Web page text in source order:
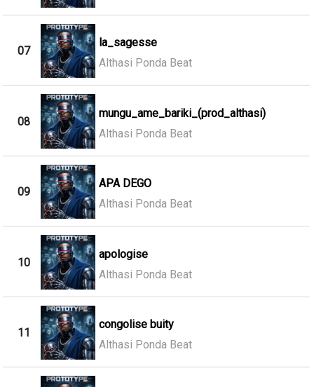
07
la_sagesse
Althasi Ponda Beat
08
mungu_ame_bariki_(prod_althasi)
Althasi Ponda Beat
09
APA DEGO
Althasi Ponda Beat
10
apologise
Althasi Ponda Beat
11
congolise buity
Althasi Ponda Beat